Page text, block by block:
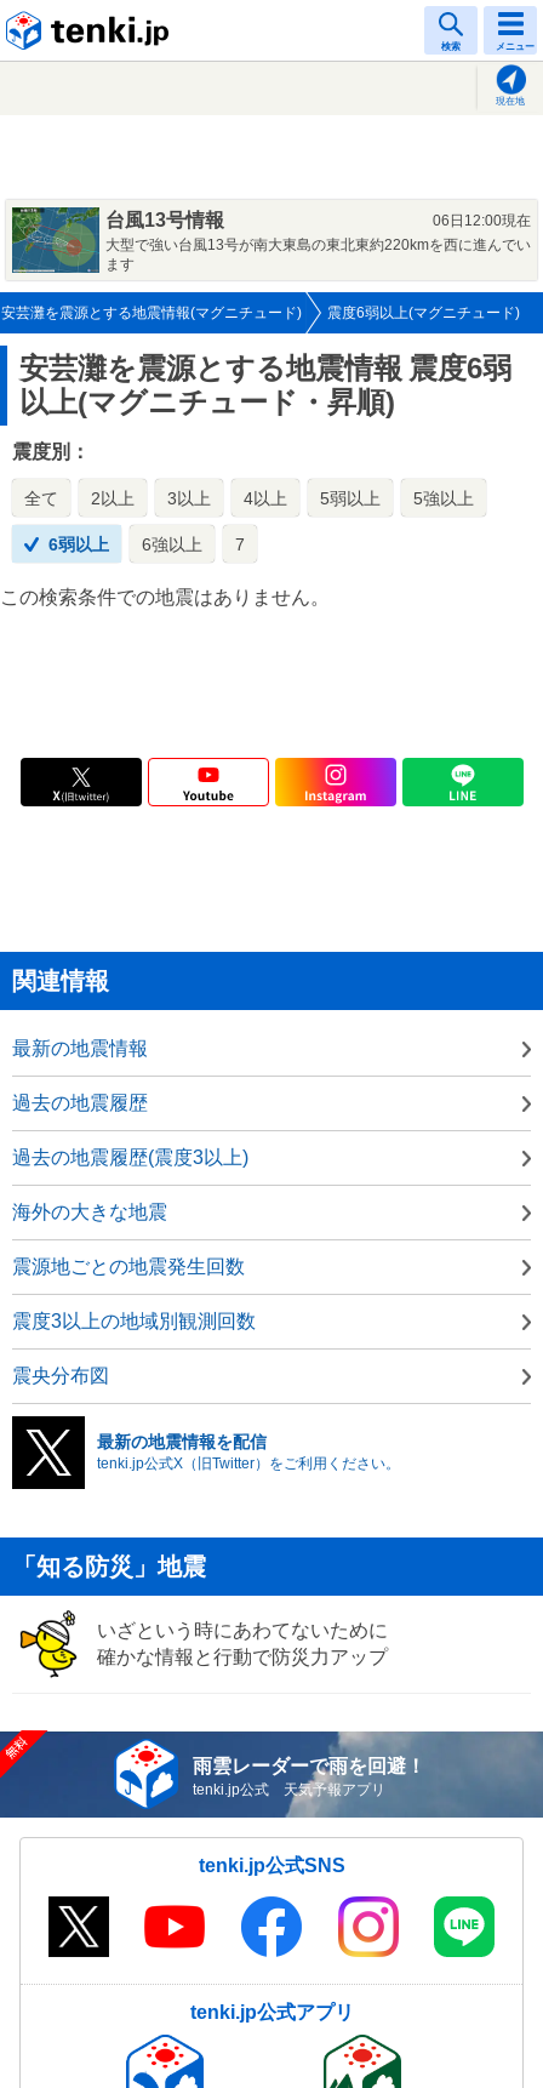
検索 メニュー
現在地
台風13号情報
06日12:00現在
大型で強い台風13号が南大東島の東北東約220kmを西に進んでい
ます
安芸灘を震源とする地震情報(マグニチュード) 震度6弱以上(マグニチュード)
安芸灘を震源とする地震情報 震度6弱
以上(マグニチュード・昇順)
震度別：
全て 2以上 3以上 4以上 5弱以上 5強以上
6弱以上 6強以上 7
この検索条件での地震はありません。
関連情報
最新の地震情報
過去の地震履歴
過去の地震履歴(震度3以上)
海外の大きな地震
震源地ごとの地震発生回数
震度3以上の地域別観測回数
震央分布図
最新の地震情報を配信
tenki.jp公式X（旧Twitter）をご利用ください。
「知る防災」地震
いざという時にあわてないために
確かな情報と行動で防災力アップ
雨雲レーダーで雨を回避！
tenki.jp公式 天気予報アプリ
tenki.jp公式SNS
tenki.jp公式アプリ